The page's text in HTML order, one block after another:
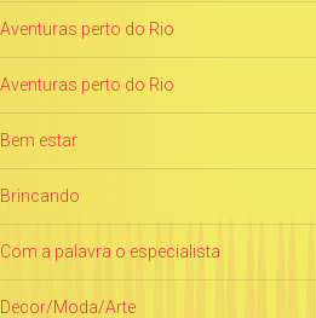
Aventuras perto do Rio
Aventuras perto do Rio
Bem estar
Brincando
Com a palavra o especialista
Decor/Moda/Arte